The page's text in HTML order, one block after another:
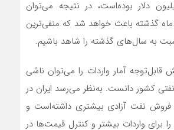
و ۳۶۹‌میلیون دلار بوده‌است، در نتیجه می‌توان
گفت ادامه روند ۷ ماه گذشته باعث خواهد شد که منفی‌‌‌‌‌‌‌ترین
به سال‌های گذشته را شاهد باشیم.
قابل‌توجه آمار واردات را می‌توان ناشی
کشور دانست. به‌نظر می‌رسد ایران در
فروش نفت آزادی بیشتری داشته‌است و
برای واردات بیشتر و کنترل قیمت‌ها در